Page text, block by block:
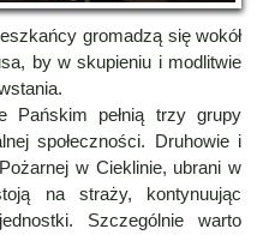
gromadzą się wokół
by w skupieniu i modlitwie
Pańskim pełnią trzy grupy
społeczności. Druhowie i
w Cieklinie, ubrani w
na straży, kontynuując
Szczególnie warto